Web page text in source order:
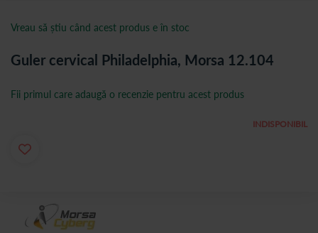
Guler cervical Philadelphia, Morsa 12.104
INDISPONIBIL
Fii primul care adaugă o recenzie pentru acest produs
Vreau să știu când acest produs e în stoc